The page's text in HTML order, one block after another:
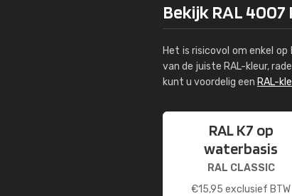
Bekijk RAL
Het is risicovol om enkel
van de juiste RAL-kleur,
kunt u voordelig een RAL-
RAL K7 op
waterbasis
RAL CLASSIC
€15,95 exclusief BTW